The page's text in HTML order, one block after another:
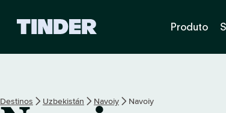
H
Produto
Destinos Uzbekistán Navoiy Navoiy